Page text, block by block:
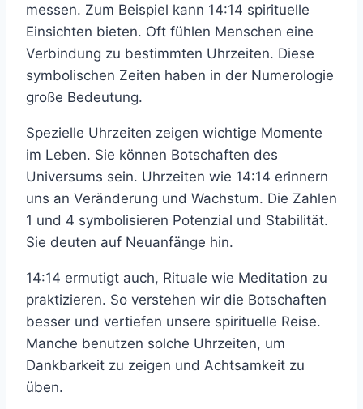
messen. Zum Beispiel kann 14:14 spirituelle
Einsichten bieten. Oft fühlen Menschen eine
Verbindung zu bestimmten Uhrzeiten. Diese
symbolischen Zeiten haben in der Numerologie
große Bedeutung.
Spezielle Uhrzeiten zeigen wichtige Momente
im Leben. Sie können Botschaften des
Universums sein. Uhrzeiten wie 14:14 erinnern
uns an Veränderung und Wachstum. Die Zahlen
1 und 4 symbolisieren Potenzial und Stabilität.
Sie deuten auf Neuanfänge hin.
14:14 ermutigt auch, Rituale wie Meditation zu
praktizieren. So verstehen wir die Botschaften
besser und vertiefen unsere spirituelle Reise.
Manche benutzen solche Uhrzeiten, um
Dankbarkeit zu zeigen und Achtsamkeit zu
üben.